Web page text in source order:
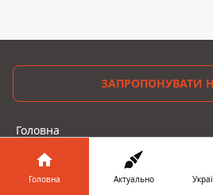
ЗАПРОПОНУВАТИ
Головна
Про проєкт
Головна Актуально